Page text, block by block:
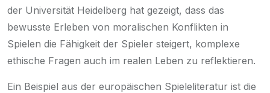
der Universität Heidelberg hat gezeigt, dass das
bewusste Erleben von moralischen Konflikten in
Spielen die Fähigkeit der Spieler steigert, komplexe
ethische Fragen auch im realen Leben zu reflektieren.
Ein Beispiel aus der europäischen Spieleliteratur ist die